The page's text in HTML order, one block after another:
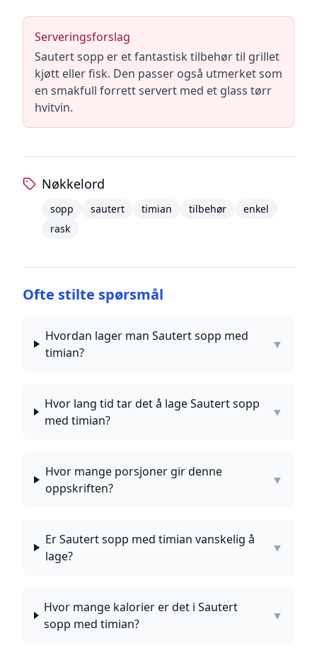
Serveringsforslag
Sautert sopp er et fantastisk tilbehør til grillet
kjøtt eller fisk. Den passer også utmerket som
en smakfull forrett servert med et glass tørr
hvitvin.
Nøkkelord
sopp sautert timian tilbehør
enkel
rask
Ofte stilte spørsmål
Hvordan lager man Sautert sopp med
timian?
▼
Hvor lang tid tar det å lage Sautert sopp
med timian?
▼
Hvor mange porsjoner gir denne
oppskriften?
▼
Er Sautert sopp med timian vanskelig å
lage?
▼
Hvor mange kalorier er det i Sautert
sopp med timian?
▼